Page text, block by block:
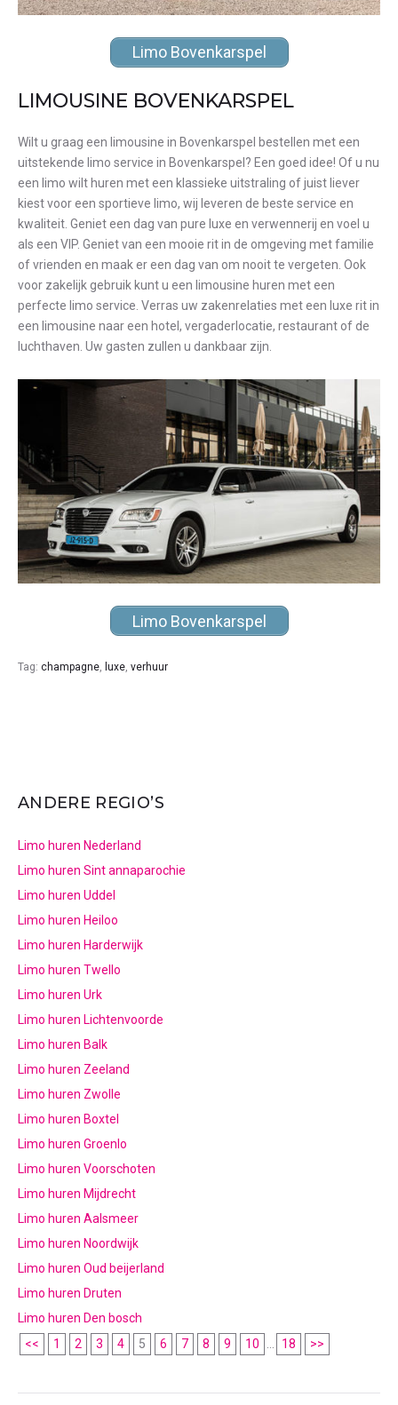
Limo Bovenkarspel
LIMOUSINE BOVENKARSPEL
Wilt u graag een limousine in Bovenkarspel bestellen met een
uitstekende limo service in Bovenkarspel? Een goed idee! Of u nu
een limo wilt huren met een klassieke uitstraling of juist liever
kiest voor een sportieve limo, wij leveren de beste service en
kwaliteit. Geniet een dag van pure luxe en verwennerij en voel u
als een VIP. Geniet van een mooie rit in de omgeving met familie
of vrienden en maak er een dag van om nooit te vergeten. Ook
voor zakelijk gebruik kunt u een limousine huren met een
perfecte limo service. Verras uw zakenrelaties met een luxe rit in
een limousine naar een hotel, vergaderlocatie, restaurant of de
luchthaven. Uw gasten zullen u dankbaar zijn.
Limo Bovenkarspel
Tag: champagne, luxe, verhuur
ANDERE REGIO’S
Limo huren Nederland
Limo huren Sint annaparochie
Limo huren Uddel
Limo huren Heiloo
Limo huren Harderwijk
Limo huren Twello
Limo huren Urk
Limo huren Lichtenvoorde
Limo huren Balk
Limo huren Zeeland
Limo huren Zwolle
Limo huren Boxtel
Limo huren Groenlo
Limo huren Voorschoten
Limo huren Mijdrecht
Limo huren Aalsmeer
Limo huren Noordwijk
Limo huren Oud beijerland
Limo huren Druten
Limo huren Den bosch
<<
1 2 3 4 5 6 7 8 9 10 ... 18 >>